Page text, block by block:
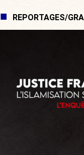
REPORTAGES/